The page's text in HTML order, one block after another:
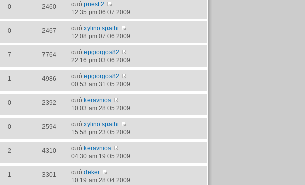
0 2460 απόpriest 2
12:35 pm 06 07 2009
0 2467 απόxylino spathi
12:08 pm 07 06 2009
7 7764 απόepgiorgos82
22:16 pm 03 06 2009
1 4986 απόepgiorgos82
00:53 am 31 05 2009
0 2392 από keravnios
10:03 am 28 05 2009
0 2594 απόxylino spathi
15:58 pm 23 05 2009
2 4310 από keravnios
04:30 am 19 05 2009
1 3301 απόdeker
10:19 am 28 04 2009